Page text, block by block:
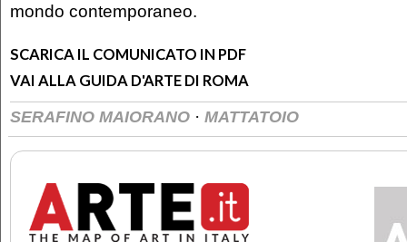
mondo contemporaneo.
SCARICA IL COMUNICATO IN PDF
VAI ALLA GUIDA D'ARTE DI ROMA
SERAFINO MAIORANO · MATTATOIO